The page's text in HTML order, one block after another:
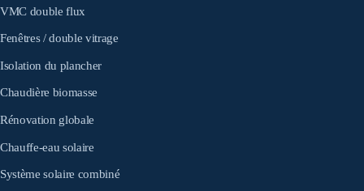
VMC double flux
Fenêtres / double vitrage
Isolation du plancher
Chaudière biomasse
Rénovation globale
Chauffe-eau solaire
Système solaire combiné